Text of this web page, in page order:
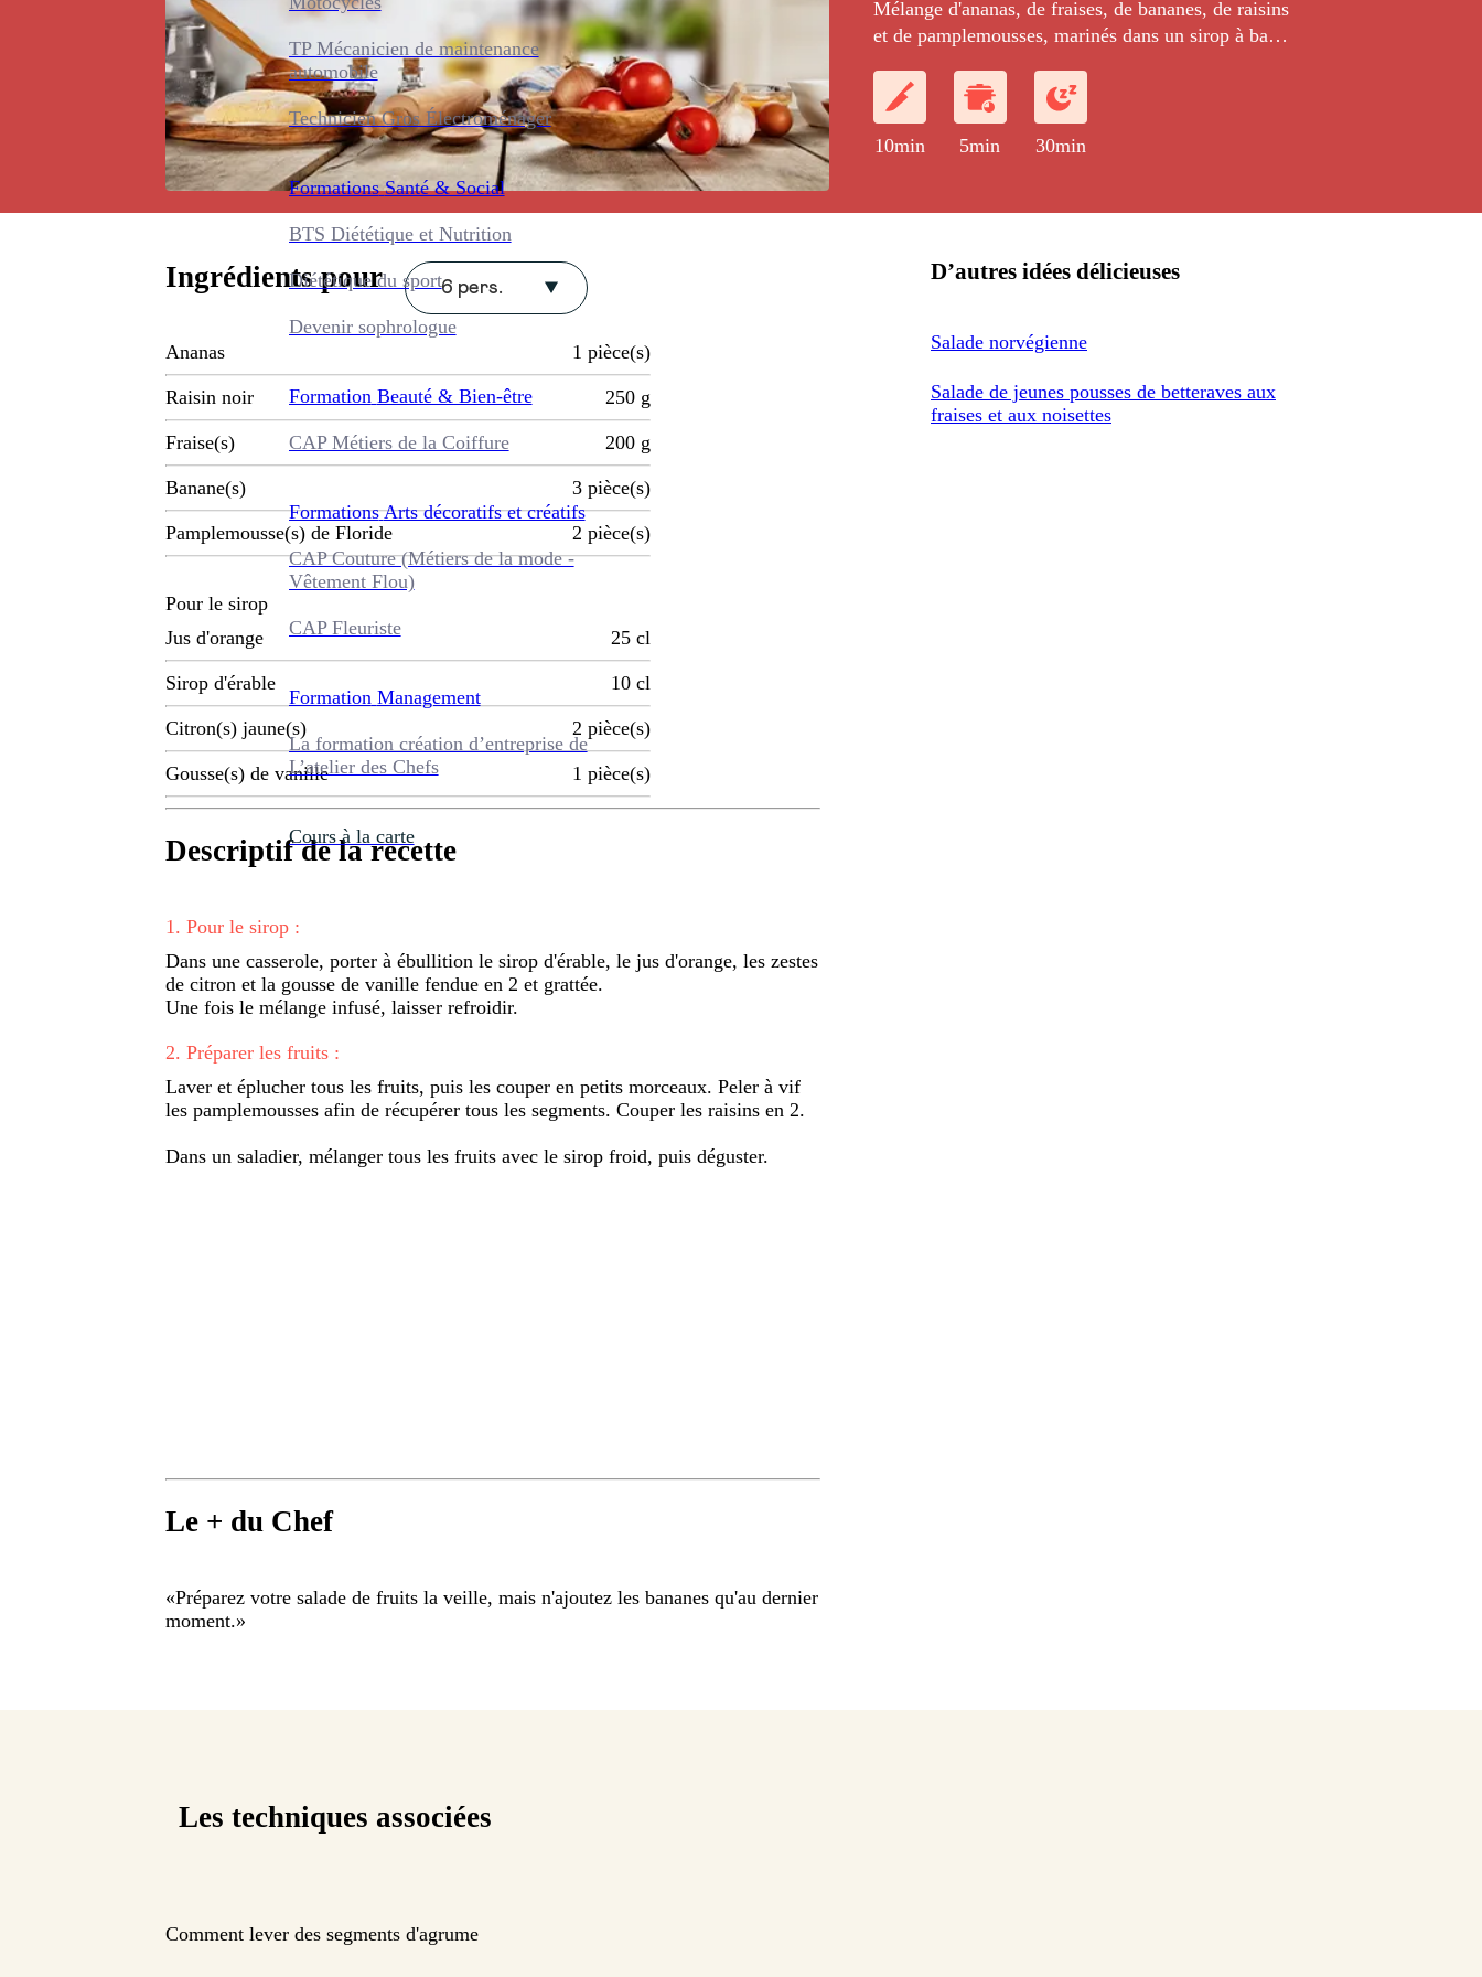
TP Mécanicien de maintenance
automobile
Technicien Gros Électroménager
Formations Santé & Social
BTS Diététique et Nutrition
Diététique du sport
Devenir sophrologue
Formation Beauté & Bien-être
CAP Métiers de la Coiffure
Formations Arts décoratifs et créatifs
CAP Couture (Métiers de la mode -
Vêtement Flou)
CAP Fleuriste
Formation Management
La formation création d’entreprise de
L’atelier des Chefs
Cours à la carte
Mélange d'ananas, de fraises, de bananes, de raisins
et de pamplemousses, marinés dans un sirop à base
vanille Bourbon et aux zestes de citron.
10min 5min 30min
Ingrédients pour 6 pers.
Ananas 1 pièce(s)
Raisin noir 250 g
Fraise(s) 200 g
Banane(s) 3 pièce(s)
Pamplemousse(s) de Floride 2 pièce(s)
Pour le sirop
Jus d'orange
25 cl
Sirop d'érable 10 cl
Citron(s) jaune(s) 2 pièce(s)
Gousse(s) de vanille 1 pièce(s)
Descriptif de la recette
1 . Pour le sirop :
Dans une casserole, porter à ébullition le sirop d'érable, le jus d'orange, les zestes
de citron et la gousse de vanille fendue en 2 et grattée.
Une fois le mélange infusé, laisser refroidir.
2. Préparer les fruits :
Laver et éplucher tous les fruits, puis les couper en petits morceaux. Peler à vif
les pamplemousses afin de récupérer tous les segments. Couper les raisins en 2.
Dans un saladier, mélanger tous les fruits avec le sirop froid, puis déguster.
Le + du Chef
«Préparez votre salade de fruits la veille, mais n'ajoutez les bananes qu'au dernier
moment.»
D’autres idées délicieuses
Salade norvégienne
Salade de jeunes pousses de betteraves aux
fraises et aux noisettes
Les techniques associées
Comment lever des segments d'agrume